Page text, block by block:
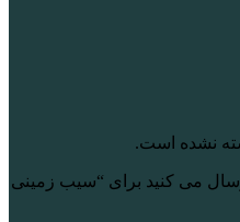
نشده است.
می کنید برای “سیب زمینی